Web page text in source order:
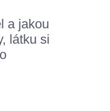
a jakou
látku si